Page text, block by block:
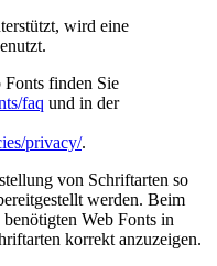
wird eine
finden Sie
faq und in der
privacy/.
von Schriftarten so
werden. Beim
Web Fonts in
korrekt anzuzeigen.